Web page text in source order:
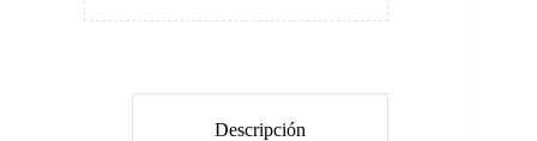
Descripción